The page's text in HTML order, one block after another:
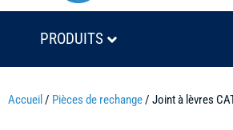
PRODUITS
Accueil / Pièces de rechange/ Joint à lèvres